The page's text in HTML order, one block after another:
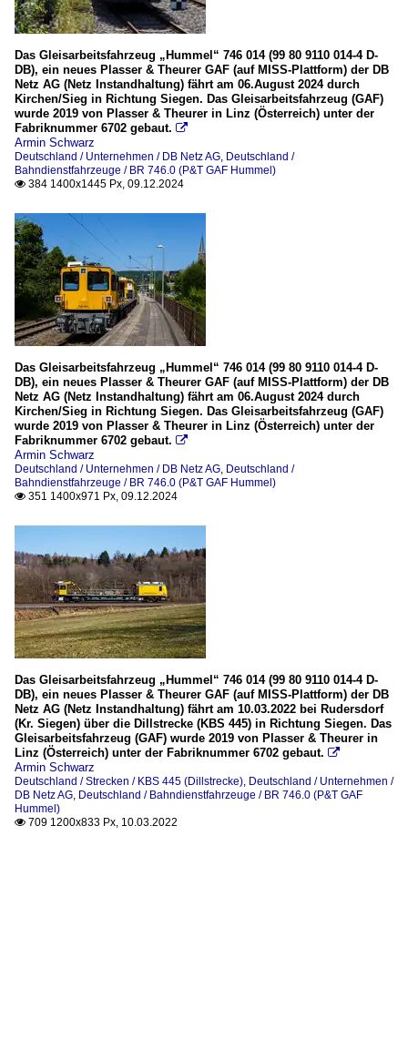
Das Gleisarbeitsfahrzeug „Hummel“ 746 014 (99 80 9110 014-4 D-
DB), ein neues Plasser & Theurer GAF (auf MISS-Plattform) der DB
Netz AG (Netz Instandhaltung) fährt am 06.August 2024 durch
Kirchen/Sieg in Richtung Siegen. Das Gleisarbeitsfahrzeug (GAF)
wurde 2019 von Plasser & Theurer in Linz (Österreich) unter der
Fabriknummer 6702 gebaut. 
Armin Schwarz
Deutschland / Unternehmen / DB Netz AG Deutschland /
Bahndienstfahrzeuge / BR 746.0 (P&T GAF Hummel)
 384 1400x1445 Px, 09.12.2024
Das Gleisarbeitsfahrzeug „Hummel“ 746 014 (99 80 9110 014-4 D-
DB), ein neues Plasser & Theurer GAF (auf MISS-Plattform) der DB
Netz AG (Netz Instandhaltung) fährt am 06.August 2024 durch
Kirchen/Sieg in Richtung Siegen. Das Gleisarbeitsfahrzeug (GAF)
wurde 2019 von Plasser & Theurer in Linz (Österreich) unter der
Fabriknummer 6702 gebaut. 
Armin Schwarz
Deutschland / Unternehmen / DB Netz AG Deutschland /
Bahndienstfahrzeuge / BR 746.0 (P&T GAF Hummel)
 351 1400x971 Px, 09.12.2024
Das Gleisarbeitsfahrzeug „Hummel“ 746 014 (99 80 9110 014-4 D-
DB), ein neues Plasser & Theurer GAF (auf MISS-Plattform) der DB
Netz AG (Netz Instandhaltung) fährt am 10.03.2022 bei Rudersdorf
(Kr. Siegen) über die Dillstrecke (KBS 445) in Richtung Siegen. Das
Gleisarbeitsfahrzeug (GAF) wurde 2019 von Plasser & Theurer in
Linz (Österreich) unter der Fabriknummer 6702 gebaut. 
Armin Schwarz
Deutschland / Strecken / KBS 445 (Dillstrecke) Deutschland / Unternehmen /
DB Netz AG Deutschland / Bahndienstfahrzeuge / BR 746.0 (P&T GAF
Hummel)
 709 1200x833 Px, 10.03.2022